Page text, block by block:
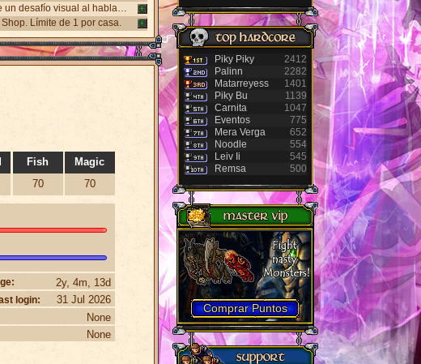
Nuevo Antibot en los Jefes: Khufu, Slenderman y Carnage. Responde un desafío visual al hablar con los NPCs guardias para acceder a las salas.
Límite de 1 por casa.
Fish
70
Magic
70
2y, 4m, 13d
login: 31 Jul 2026
None
None
Piky Piky
2412
Palinn
2282
Matarreyess
1401
Piky Bu
1139
Carnita
1047
Eventos
775
Mera Verga
652
Noodle
554
Leiv Ii
545
Remsa
500
Comprar Puntos